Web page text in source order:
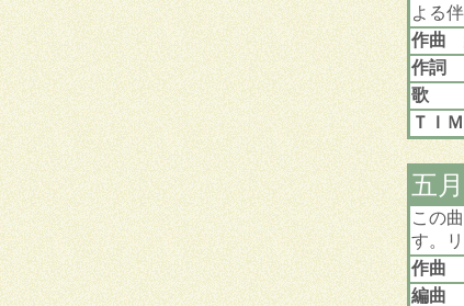
よる
作曲
作詞
歌
ＴＩ
五
この
す。
作曲
編曲